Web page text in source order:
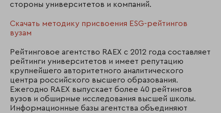
стороны университетов и компаний.
Скачать методику присвоения ESG-рейтингов
вузам
Рейтинговое агентство RAEX с 2012 года составляет
рейтинги университетов и имеет репутацию
крупнейшего авторитетного аналитического
центра российского высшего образования.
Ежегодно RAEX выпускает более 40 рейтингов
вузов и обширные исследования высшей школы.
Информационные базы агентства объединяют